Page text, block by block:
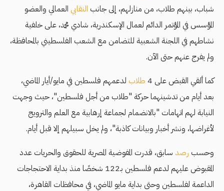
شباب، بينهم طلاب، من منازلهم، إلى جانب النقابي العمالي والعضو
المؤسس في المؤتمر الدائم لعمال الإسكندرية، شادي محمد، على خلفية
نشاطهم في اللجنة الشعبية للتضامن مع الشعب الفلسطيني بالمحافظة،
ولم يفرج عنهم حتى الآن.
كما ألقي القبض على 4
طلاب لدعمهم فلسطين في مايو/أيار الماضي،
بعد أيام من تدشينهما حركة "طلاب من أجل فلسطين"، حيث وجهت
النيابة لهم اتهامات "بالانضمام لجماعة إرهابية مع العلم والترويج
لأغراضها، ونشر أخبار وبيانات كاذبة"، ولم يخل سبيلهم إلا قبل أيام.
وحسب رصد سابق، قدرت المفوضية المصرية للحقوق والحريات عدد
المقبوض عليهم لدعم فلسطين بـ122 شخصًا منذ بداية الاحتجاجات
الداعمة لفلسطين وحتى بداية مايو الماضي، في محافظات القاهرة،